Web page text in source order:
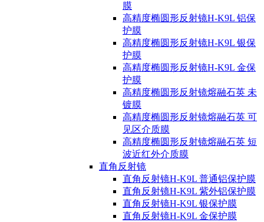
膜
高精度椭圆形反射镜H-K9L 铝保
护膜
高精度椭圆形反射镜H-K9L 银保
护膜
高精度椭圆形反射镜H-K9L 金保
护膜
高精度椭圆形反射镜熔融石英 未
镀膜
高精度椭圆形反射镜熔融石英 可
见区介质膜
高精度椭圆形反射镜熔融石英 短
波近红外介质膜
直角反射镜
直角反射镜H-K9L 普通铝保护膜
直角反射镜H-K9L 紫外铝保护膜
直角反射镜H-K9L 银保护膜
直角反射镜H-K9L 金保护膜